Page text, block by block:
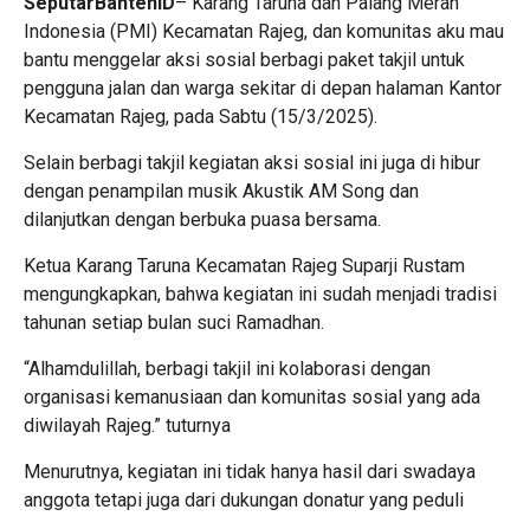
Indonesia (PMI) Kecamatan Rajeg, dan komunitas aku mau
bantu menggelar aksi sosial berbagi paket takjil untuk
pengguna jalan dan warga sekitar di depan halaman Kantor
Kecamatan Rajeg, pada Sabtu (15/3/2025).
Selain berbagi takjil kegiatan aksi sosial ini juga di hibur
dengan penampilan musik Akustik AM Song dan
dilanjutkan dengan berbuka puasa bersama.
Ketua Karang Taruna Kecamatan Rajeg Suparji Rustam
mengungkapkan, bahwa kegiatan ini sudah menjadi tradisi
tahunan setiap bulan suci Ramadhan.
“Alhamdulillah, berbagi takjil ini kolaborasi dengan
organisasi kemanusiaan dan komunitas sosial yang ada
diwilayah Rajeg.” tuturnya
Menurutnya, kegiatan ini tidak hanya hasil dari swadaya
anggota tetapi juga dari dukungan donatur yang peduli